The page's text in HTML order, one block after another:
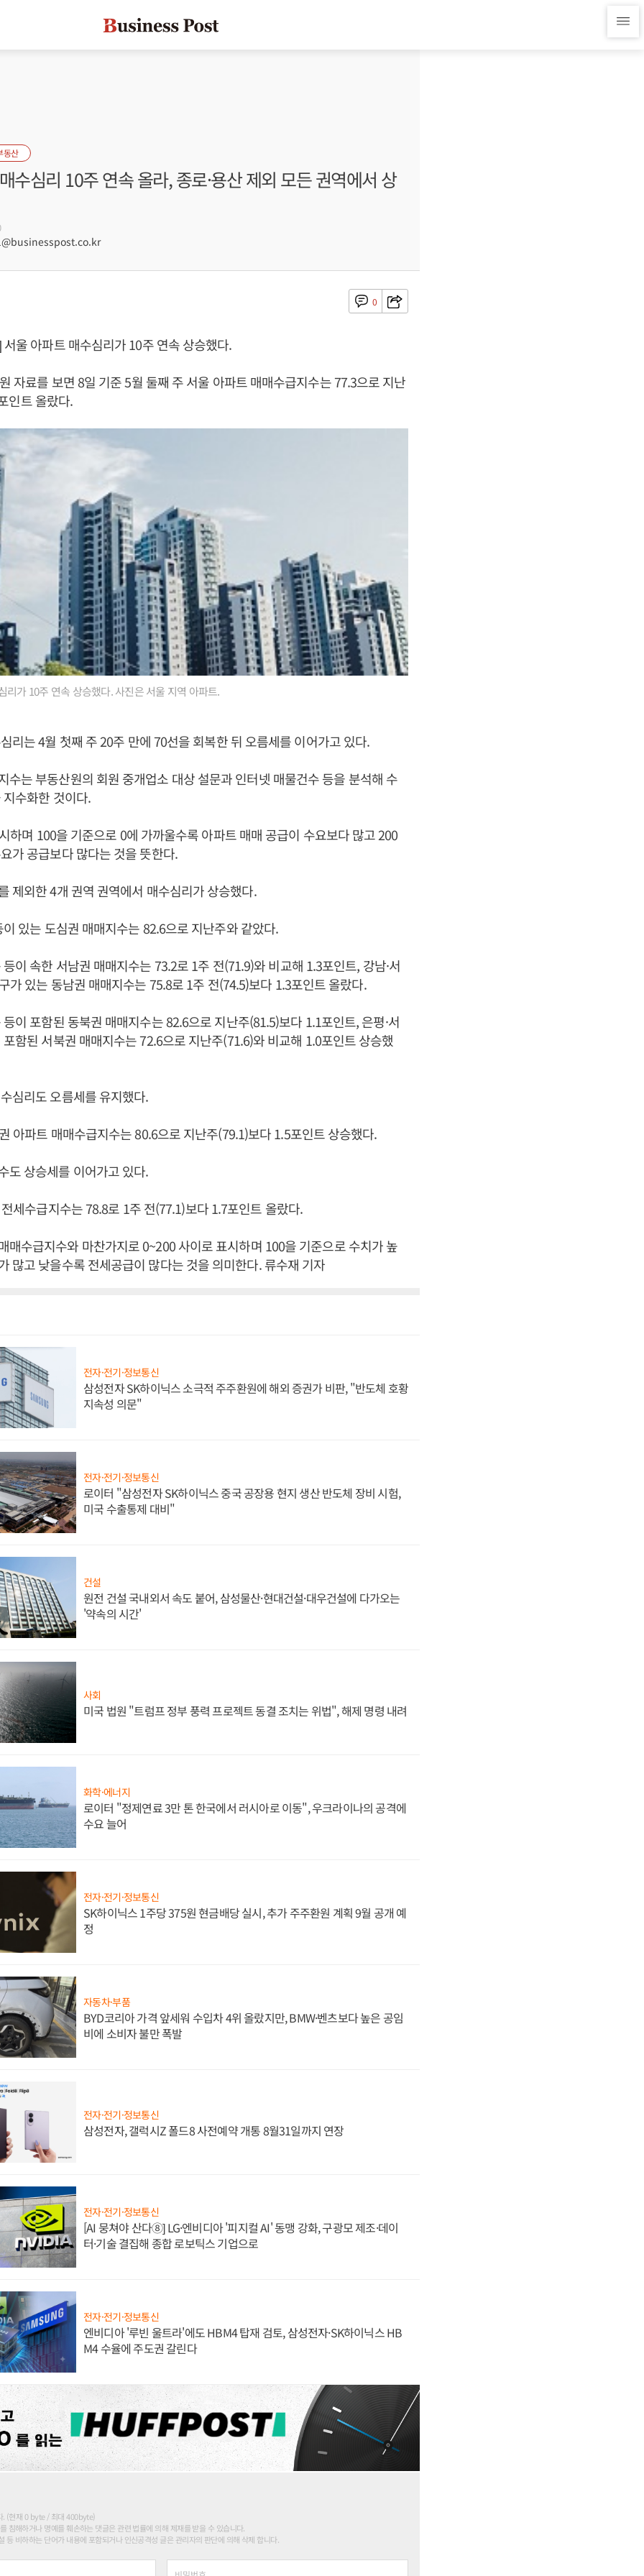
동산
수심리 10주 연속 올라, 종로·용산 제외 모든 권역에서 상
0
울 아파트 매수심리가 10주 연속 상승했다.
자료를 보면 8일 기준 5월 둘째 주 서울 아파트 매매수급지수는 77.3으로 지난
인트 올랐다.
가 10주 연속 상승했다. 사진은 서울 지역 아파트.
리는 4월 첫째 주 20주 만에 70선을 회복한 뒤 오름세를 이어가고 있다.
수는 부동산원의 회원 중개업소 대상 설문과 인터넷 매물건수 등을 분석해 수
수화한 것이다.
하며 100을 기준으로 0에 가까울수록 아파트 매매 공급이 수요보다 많고 200
가 공급보다 많다는 것을 뜻한다.
제외한 4개 권역 권역에서 매수심리가 상승했다.
이 있는 도심권 매매지수는 82.6으로 지난주와 같았다.
등이 속한 서남권 매매지수는 73.2로 1주 전(71.9)와 비교해 1.3포인트, 강남·서
가 있는 동남권 매매지수는 75.8로 1주 전(74.5)보다 1.3포인트 올랐다.
등이 포함된 동북권 매매지수는 82.6으로 지난주(81.5)보다 1.1포인트, 은평·서
포함된 서북권 매매지수는 72.6으로 지난주(71.6)와 비교해 1.0포인트 상승했
심리도 오름세를 유지했다.
아파트 매매수급지수는 80.6으로 지난주(79.1)보다 1.5포인트 상승했다.
도 상승세를 이어가고 있다.
세수급지수는 78.8로 1주 전(77.1)보다 1.7포인트 올랐다.
매수급지수와 마찬가지로 0~200 사이로 표시하며 100을 기준으로 수치가 높
많고 낮을수록 전세공급이 많다는 것을 의미한다. 류수재 기자
전자·전기·정보통신
삼성전자 SK하이닉스 소극적 주주환원에 해외 증권가 비판, "반도체 호황
지속성 의문"
전자·전기·정보통신
로이터 "삼성전자 SK하이닉스 중국 공장용 현지 생산 반도체 장비 시험,
미국 수출통제 대비"
건설
원전 건설 국내외서 속도 붙어, 삼성물산·현대건설·대우건설에 다가오는
'약속의 시간'
사회
미국 법원 "트럼프 정부 풍력 프로젝트 동결 조치는 위법", 해제 명령 내려
화학·에너지
로이터 "정제연료 3만 톤 한국에서 러시아로 이동", 우크라이나의 공격에
수요 늘어
전자·전기·정보통신
SK하이닉스 1주당 375원 현금배당 실시, 추가 주주환원 계획 9월 공개 예
정
자동차·부품
BYD코리아 가격 앞세워 수입차 4위 올랐지만, BMW·벤츠보다 높은 공임
비에 소비자 불만 폭발
전자·전기·정보통신
삼성전자, 갤럭시Z 폴드8 사전예약 개통 8월31일까지 연장
전자·전기·정보통신
[AI 뭉쳐야 산다⑧] LG·엔비디아 '피지컬 AI' 동맹 강화, 구광모 제조·데이
터·기술 결집해 종합 로보틱스 기업으로
전자·전기·정보통신
엔비디아 '루빈 울트라'에도 HBM4 탑재 검토, 삼성전자·SK하이닉스 HB
M4 수율에 주도권 갈린다
. (현재 0 byte / 최대 400byte)
침해하거나 명예를 훼손하는 댓글은 관련 법률에 의해 제재를 받을 수 있습니다.
등 비하하는 단어가 내용에 포함되거나 인신공격성 글은 관리자의 판단에 의해 삭제 합니다.